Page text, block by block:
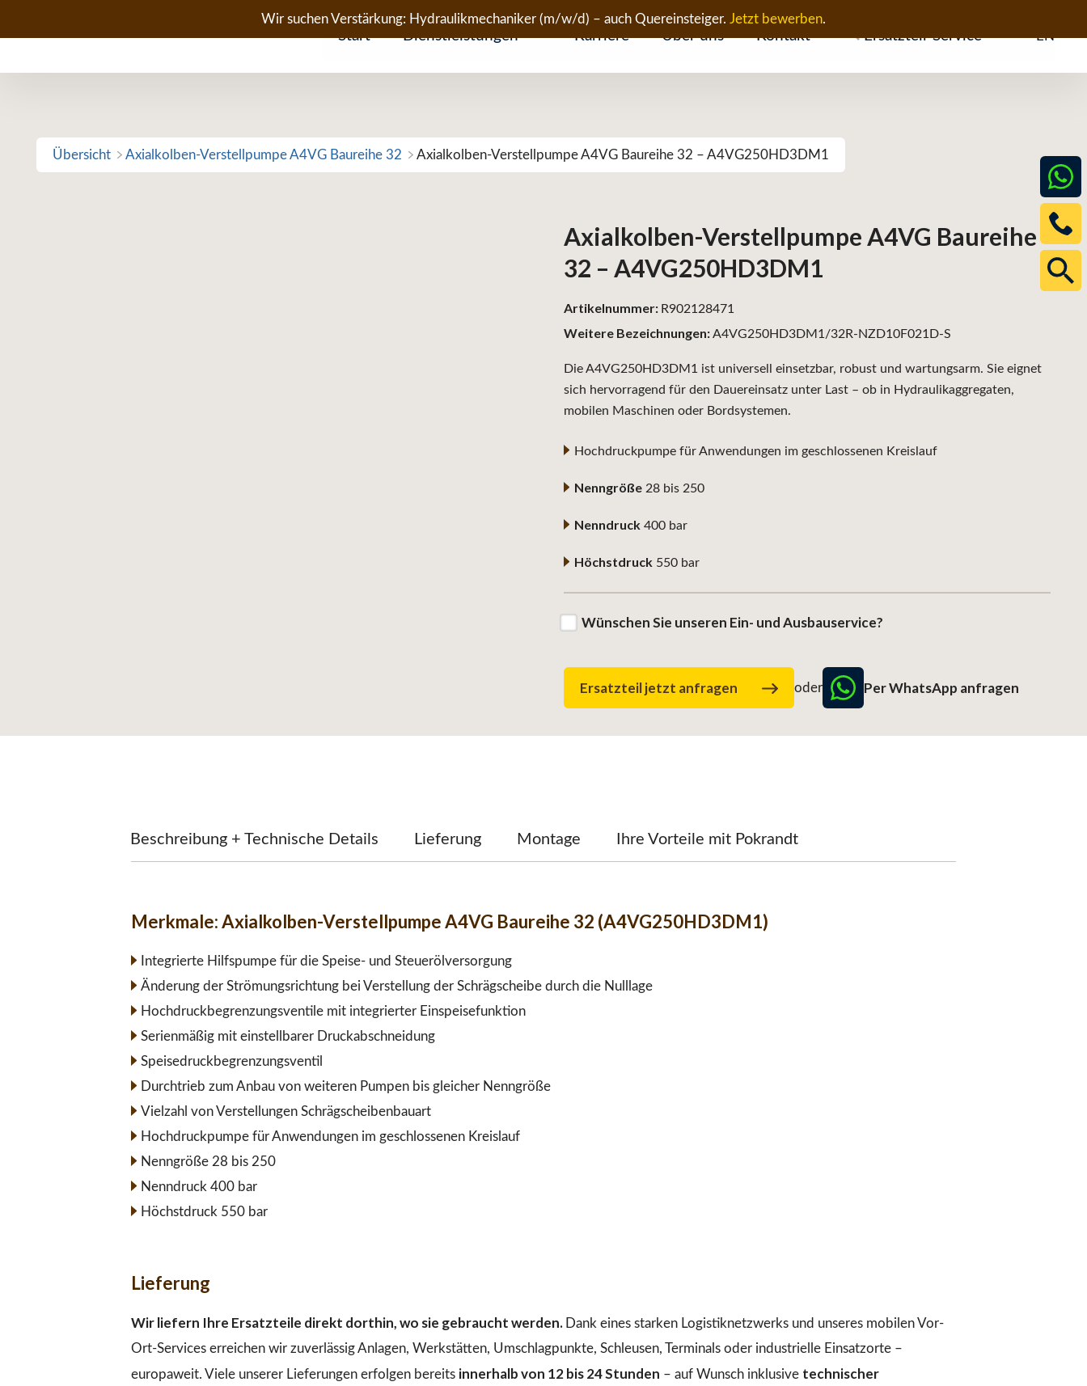
Inhalt
Wir suchen Verstärkung: Hydraulikmechaniker (m/w/d) – auch Quereinsteiger. Jetzt bewerben.
Start Dienstleistungen Karriere Über uns Kontakt Ersatzteil-Service EN
Übersicht Axialkolben-Verstellpumpe A4VG Baureihe 32 Axialkolben-Verstellpumpe A4VG Baureihe 32 – A4VG250HD3DM1
Axialkolben-Verstellpumpe A4VG Baureihe
32 – A4VG250HD3DM1
Die A4VG250HD3DM1 ist universell einsetzbar, robust und wartungsarm. Sie eignet
sich hervorragend für den Dauereinsatz unter Last – ob in Hydraulikaggregaten,
mobilen Maschinen oder Bordsystemen.
Hochdruckpumpe für Anwendungen im geschlossenen Kreislauf
Nenngröße 28 bis 250
Nenndruck 400 bar
Höchstdruck 550 bar
Wünschen Sie unseren Ein- und Ausbauservice?
Ersatzteil jetzt anfragen oder Per WhatsApp anfragen
Weitere Bezeichnungen:A4VG250HD3DM1/32R-NZD10F021D-S
Artikelnummer: R902128471
Beschreibung + Technische Details Lieferung Montage Ihre Vorteile mit Pokrandt
Merkmale:Axialkolben-Verstellpumpe A4VG Baureihe 32 (A4VG250HD3DM1)
Integrierte Hilfspumpe für die Speise- und Steuerölversorgung
Änderung der Strömungsrichtung bei Verstellung der Schrägscheibe durch die Nulllage
Hochdruckbegrenzungsventile mit integrierter Einspeisefunktion
Serienmäßig mit einstellbarer Druckabschneidung
Speisedruckbegrenzungsventil
Durchtrieb zum Anbau von weiteren Pumpen bis gleicher Nenngröße
Vielzahl von Verstellungen Schrägscheibenbauart
Hochdruckpumpe für Anwendungen im geschlossenen Kreislauf
Nenngröße 28 bis 250
Nenndruck 400 bar
Höchstdruck 550 bar
Lieferung
Wir liefern Ihre Ersatzteile direkt dorthin, wo sie gebraucht werden. Dank eines starken Logistiknetzwerks und unseres mobilen Vor-
Ort-Services erreichen wir zuverlässig Anlagen, Werkstätten, Umschlagpunkte, Schleusen, Terminals oder industrielle Einsatzorte –
europaweit. Viele unserer Lieferungen erfolgen bereits innerhalb von 12 bis 24 Stunden – auf Wunsch inklusive technischer